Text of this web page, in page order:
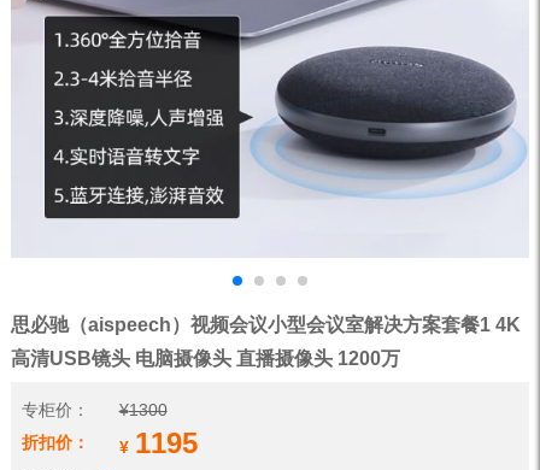
思必驰（aispeech）视频会议小型会议室解决方案套餐1 4K
高清USB镜头 电脑摄像头 直播摄像头 1200万
专柜价：
折扣价：
¥1300
¥ 1195